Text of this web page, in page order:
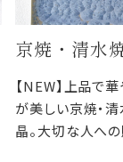
京焼・清水
【NEW】上品で
が美しい京焼・
晶。大切な人へ